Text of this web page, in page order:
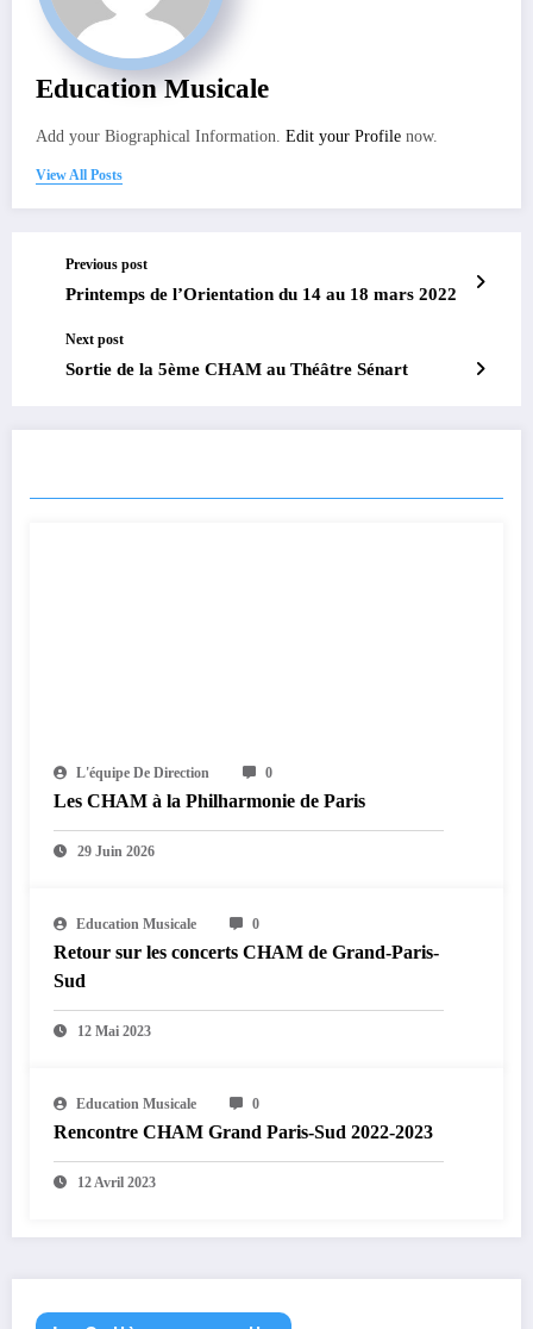
Education Musicale
Add your Biographical Information. Edit your Profile now.
View All Posts
Previous post
Printemps de l’Orientation du 14 au 18 mars 2022
Next post
Sortie de la 5ème CHAM au Théâtre Sénart
L'équipe De Direction 0
Les CHAM à la Philharmonie de Paris
29 Juin 2026
Education Musicale 0
Retour sur les concerts CHAM de Grand-Paris-
Sud
12 Mai 2023
Education Musicale 0
Rencontre CHAM Grand Paris-Sud 2022-2023
12 Avril 2023